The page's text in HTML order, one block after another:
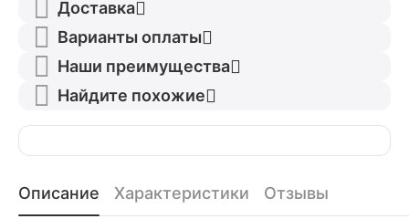
Доставка
Варианты оплаты
Наши преимущества
Найдите похожие
Описание Характеристики Отзывы